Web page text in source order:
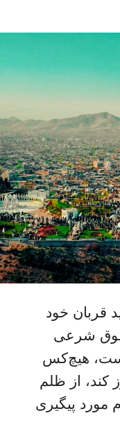
قربان خود
شرعی
هیچ‌کس
کند، از ظلم
پیگیری